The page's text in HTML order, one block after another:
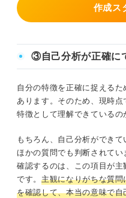
作成ス
③自己分析が正確に
自分の特徴を正確に捉える
あります。そのため、現時点
特徴として理解できているの
もちろん、自己分析ができ
ほかの質問でも判断されて
確認するのは、この項目が
です。 主観になりがちな質
を確認して、本当の意味で